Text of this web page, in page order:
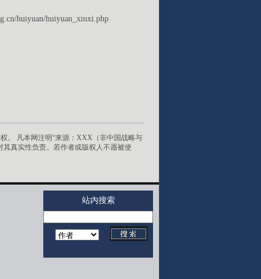
huiyuan/huiyuan_xinxi.php
。 凡本网注明“来源：XXX（非中国战略与
真实性负责。若作者或版权人不愿被使
站内搜索